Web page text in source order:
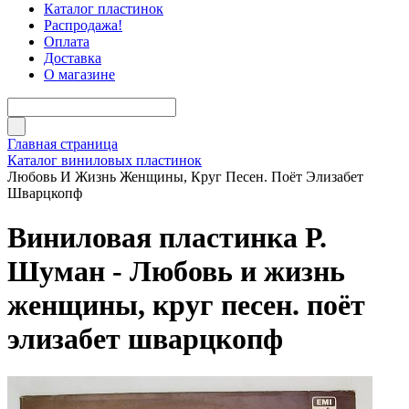
Каталог пластинок
Распродажа!
Оплата
Доставка
О магазине
Главная страница
Каталог виниловых пластинок
Любовь И Жизнь Женщины, Круг Песен. Поёт Элизабет
Шварцкопф
Виниловая пластинка Р.
Шуман - Любовь и жизнь
женщины, круг песен. поёт
элизабет шварцкопф